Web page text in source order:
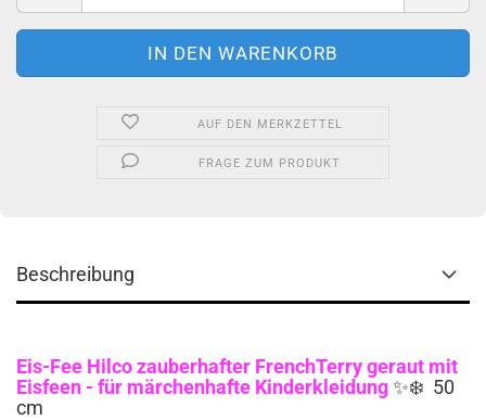
AUF DEN MERKZETTEL
FRAGE ZUM PRODUKT
Beschreibung
Eis-Fee Hilco zauberhafter FrenchTerry geraut mit
Eisfeen - für märchenhafte Kinderkleidung✨❄️ 50
cm